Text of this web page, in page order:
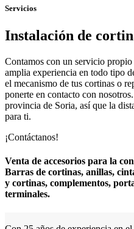
Servicios
Instalación de
Contamos con un servicio
amplia experiencia en todo tipo
el mecanismo de tus cortinas o
ponerte en contacto con
provincia de Soria, así que la
para ti.
¡Contáctanos!
Venta de accesorios para la
Barras de cortinas, anillas,
y cortinas, complementos,
terminales.